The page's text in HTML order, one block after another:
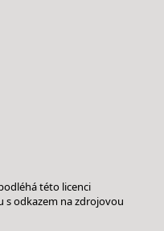
této licenci
s odkazem na zdrojovou